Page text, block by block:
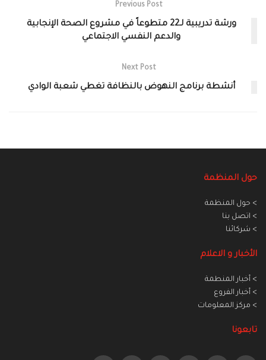
Previous Post
ورشة تدريبية لـ22 متطوعاً في مشروع الصحة الإنجابية
والدعم النفسي الاجتماعي
Next Post
أنشطة برنامج النهوض بالنظافة تغطي شعبة الوادي
حول المنظمة
> حول المنظمة
> اتصل بنا
> شركائنا
الأخبار و الاعلام
> أخبار المنطمة
> أخبار الفروع
> مركز المعلومات
تابعونا